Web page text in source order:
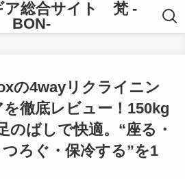
ア総合サイト 梵 -
BON-
の4wayリクライニン
徹底レビュー！150kg
のばしで快適。“座る・
ろぐ・保冷する”を1